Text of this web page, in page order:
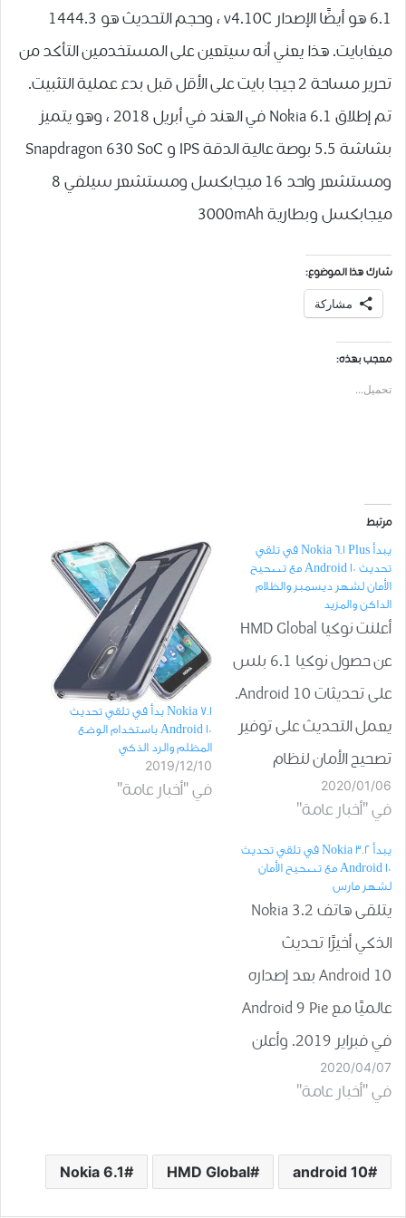
6.1 هو أيضًا الإصدار v4.10C ، وحجم التحديث هو 1444.3
ميغابايت. هذا يعني أنه سيتعين على المستخدمين التأكد من
تحرير مساحة 2 جيجا بايت على الأقل قبل بدء عملية التثبيت.
تم إطلاق Nokia 6.1 في الهند في أبريل 2018 ، وهو يتميز
بشاشة 5.5 بوصة عالية الدقة IPS و Snapdragon 630 SoC
ومستشعر واحد 16 ميجابكسل ومستشعر سيلفي 8
ميجابكسل وبطارية 3000mAh
شارك هذا الموضوع:
مشاركة
معجب بهذه:
تحميل...
مرتبط
يبدأ Nokia 6.1 Plus في تلقي
تحديث Android 10 مع تصحيح
الأمان لشهر ديسمبر والظلام
الداكن والمزيد
أعلنت نوكيا HMD Global
عن حصول نوكيا 6.1 بلس
على تحديثات Android 10.
يعمل التحديث على توفير
تصحيح الأمان لنظام
أندرويد لشهر ديسمبر
2019 ، ويمكّن ميزات مثل
الوضع المظلم والتنقل
بالإيماءات والرد الذكي. في
العام الماضي ، شاهدنا
Nokia 6.1 و Nokia 9
PureView…
2020/01/06
في "أخبار عامة"
Nokia 7.1 بدأ في تلقي تحديث
Android 10 باستخدام الوضع
المظلم والرد الذكي
2019/12/10
في "أخبار عامة"
يبدأ Nokia 3.2 في تلقي تحديث
Android 10 مع تصحيح الأمان
لشهر مارس
يتلقى هاتف Nokia 3.2
الذكي أخيرًا تحديث
Android 10 بعد إصداره
عالميًا مع Android 9 Pie
في فبراير 2019. وأعلن
التطوير اليوم من قبل
رئيس المنتج بشركة
Sarvikas على Twitter.
2020/04/07
في "أخبار عامة"
android 10
HMD Global
Nokia 6.1